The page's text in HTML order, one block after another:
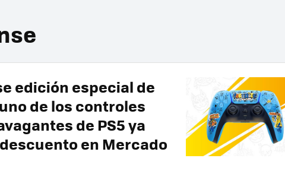
edición especial de
de los controles
de PS5 ya
en Mercado